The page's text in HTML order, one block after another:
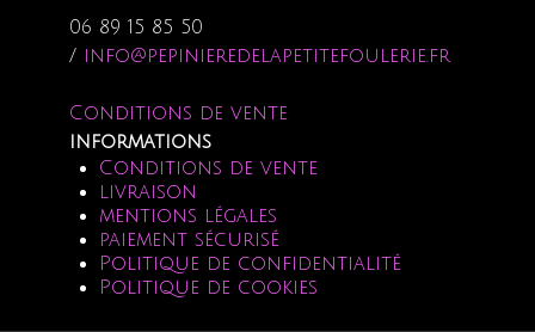
06 89 15 85 50
/ info@pepinieredelapetitefoulerie.fr
Conditions de vente
informations
Conditions de vente
livraison
mentions légales
paiement sécurisé
Politique de confidentialité
Politique de cookies